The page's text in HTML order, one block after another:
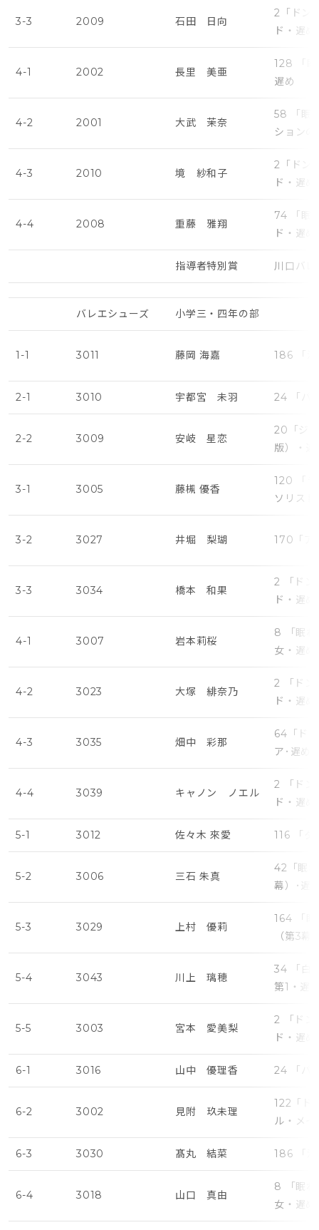
3-3 2009 石田 日向
2「ドン
ド・遅め
4-1 2002 長里 美亜
128 「
遅め
4-2 2001 大武 茉奈
58 「眠
ション
4-3 2010 境 紗和子
2「ドン
ド・遅め
4-4 2008 重藤 雅翔
74 「眠
ド・遅め
指導者特別賞 川口バ
バレエシューズ 小学三・四年の部
1-1 3011 藤岡 海嘉 186 「
2-1 3010 宇都宮 未羽 24 「パ
2-2 3009 安岐 星恋
20「ジ
版）・遅
3-1 3005 藤槻 優香
120 「
ソリス
3-2 3027 井堀 梨瑚 170「ア
3-3 3034 橋本 和果
2 「ドン
ド・遅め
4-1 3007 岩本莉桜
8 「眠れ
女・遅め
4-2 3023 大塚 緋奈乃
2 「ドン
ド・遅め
4-3 3035 畑中 彩那
64「ド
ア･遅め
4-4 3039 キャノン ノエル
2 「ドン
ド・遅め
5-1 3012 佐々木 來愛 116 「タ
5-2 3006 三石 朱真
42「眠
幕）･遅
5-3 3029 上村 優莉
164 「眠
（第3
5-4 3043 川上 璃穂
34 「白
第1・遅
5-5 3003 宮本 愛美梨
2 「ドン
ド・遅め
6-1 3016 山中 優理香 24 「パ
6-2 3002 見附 玖未理
122「ド
ル・メ
6-3 3030 髙丸 結菜 186 「
6-4 3018 山口 真由
8 「眠れ
女・遅め